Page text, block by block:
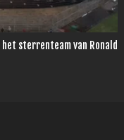
sterrenteam van Ronald